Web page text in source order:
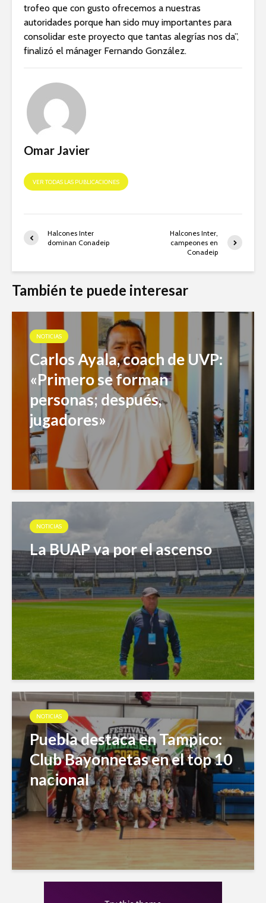
trofeo que con gusto ofrecemos a nuestras
autoridades porque han sido muy importantes para
consolidar este proyecto que tantas alegrías nos da”,
finalizó el mánager Fernando González.
Omar Javier
VER TODAS LAS PUBLICACIONES
Halcones Inter
dominan Conadeip
Halcones Inter,
campeones en
Conadeip
También te puede interesar
NOTICIAS
Carlos Ayala, coach de UVP:
«Primero se forman
personas; después,
jugadores»
NOTICIAS
La BUAP va por el ascenso
NOTICIAS
Puebla destaca en Tampico:
Club Bayonnetas en el top 10
nacional